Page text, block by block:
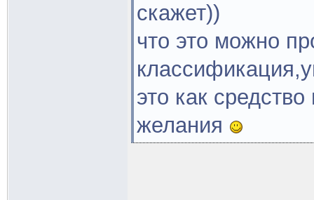
скажет))
что это можно
это как
желания